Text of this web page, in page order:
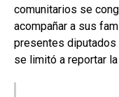
comunitarios se
acompañar a sus
presentes diputados
se limitó a reportar